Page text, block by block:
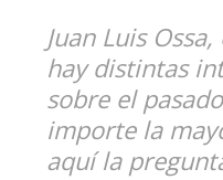
Juan Luis
hay distintas
sobre el
importe la
aquí la